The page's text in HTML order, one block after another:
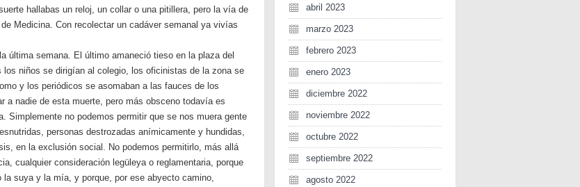
hallabas un reloj, un collar o una pitillera, pero la vía de
Medicina. Con recolectar un cadáver semanal ya vivías
última semana. El último amaneció tieso en la plaza del
niños se dirigían al colegio, los oficinistas de la zona se
y los periódicos se asomaban a las fauces de los
a nadie de esta muerte, pero más obsceno todavía es
Simplemente no podemos permitir que se nos muera gente
personas destrozadas anímicamente y hundidas,
en la exclusión social. No podemos permitirlo, más allá
cualquier consideración legüleya o reglamentaria, porque
suya y la mía, y porque, por ese abyecto camino,
abril 2023
marzo 2023
febrero 2023
enero 2023
diciembre 2022
noviembre 2022
octubre 2022
septiembre 2022
agosto 2022